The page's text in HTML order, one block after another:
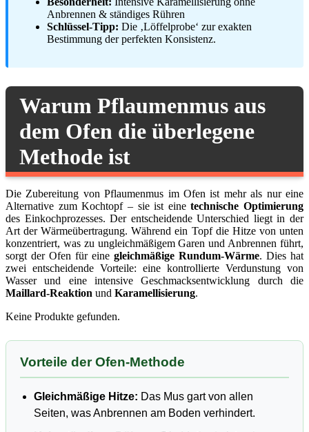
Anbrennen & ständiges Rühren
Schlüssel-Tipp: Die ‚Löffelprobe‘ zur exakten
Bestimmung der perfekten Konsistenz.
Warum Pflaumenmus aus
dem Ofen die überlegene
Methode ist
Die Zubereitung von Pflaumenmus im Ofen ist mehr als nur eine
Alternative zum Kochtopf – sie ist einetechnische Optimierung
des Einkochprozesses. Der entscheidende Unterschied liegt in der
Art der Wärmeübertragung. Während ein Topf die Hitze von unten
konzentriert, was zu ungleichmäßigem Garen und Anbrennen führt,
sorgt der Ofen für eine gleichmäßige Rundum-Wärme. Dies hat
zwei entscheidende Vorteile: eine kontrollierte Verdunstung von
Wasser und eine intensive Geschmacksentwicklung durch die
Maillard-Reaktion und Karamellisierung.
Keine Produkte gefunden.
Vorteile der Ofen-Methode
Gleichmäßige Hitze: Das Mus gart von allen
Seiten, was Anbrennen am Boden verhindert.